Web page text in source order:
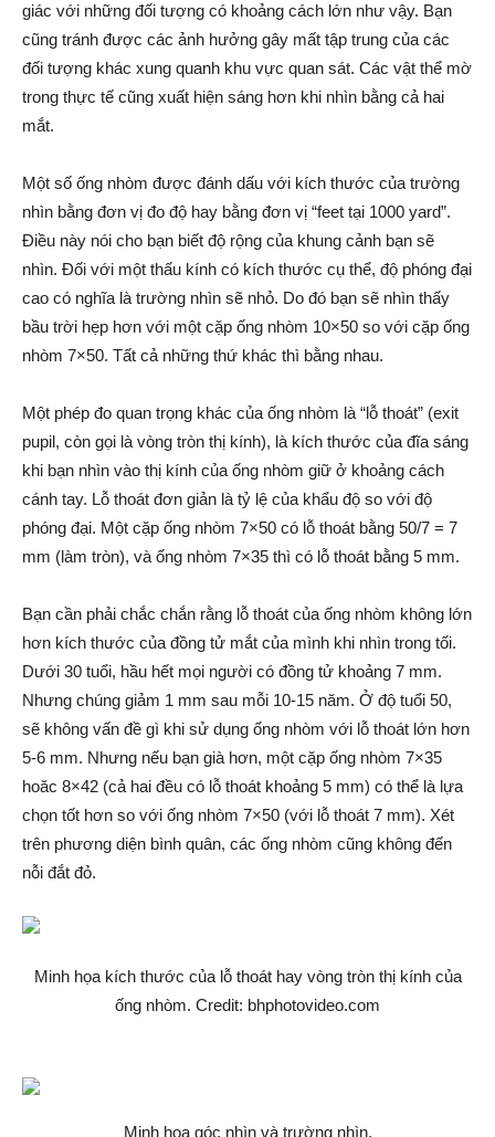
giác với những đối tượng có khoảng cách lớn như vậy. Bạn
cũng tránh được các ảnh hưởng gây mất tập trung của các
đối tượng khác xung quanh khu vực quan sát. Các vật thể mờ
trong thực tế cũng xuất hiện sáng hơn khi nhìn bằng cả hai
mắt.
Một số ống nhòm được đánh dấu với kích thước của trường
nhìn bằng đơn vị đo độ hay bằng đơn vị “feet tại 1000 yard”.
Điều này nói cho bạn biết độ rộng của khung cảnh bạn sẽ
nhìn. Đối với một thấu kính có kích thước cụ thể, độ phóng đại
cao có nghĩa là trường nhìn sẽ nhỏ. Do đó bạn sẽ nhìn thấy
bầu trời hẹp hơn với một cặp ống nhòm 10×50 so với cặp ống
nhòm 7×50. Tất cả những thứ khác thì bằng nhau.
Một phép đo quan trọng khác của ống nhòm là “lỗ thoát” (exit
pupil, còn gọi là vòng tròn thị kính), là kích thước của đĩa sáng
khi bạn nhìn vào thị kính của ống nhòm giữ ở khoảng cách
cánh tay. Lỗ thoát đơn giản là tỷ lệ của khẩu độ so với độ
phóng đại. Một cặp ống nhòm 7×50 có lỗ thoát bằng 50/7 = 7
mm (làm tròn), và ống nhòm 7×35 thì có lỗ thoát bằng 5 mm.
Bạn cần phải chắc chắn rằng lỗ thoát của ống nhòm không lớn
hơn kích thước của đồng tử mắt của mình khi nhìn trong tối.
Dưới 30 tuổi, hầu hết mọi người có đồng tử khoảng 7 mm.
Nhưng chúng giảm 1 mm sau mỗi 10-15 năm. Ở độ tuổi 50,
sẽ không vấn đề gì khi sử dụng ống nhòm với lỗ thoát lớn hơn
5-6 mm. Nhưng nếu bạn già hơn, một cặp ống nhòm 7×35
hoăc 8×42 (cả hai đều có lỗ thoát khoảng 5 mm) có thể là lựa
chọn tốt hơn so với ống nhòm 7×50 (với lỗ thoát 7 mm). Xét
trên phương diện bình quân, các ống nhòm cũng không đến
nỗi đắt đỏ.
Minh họa kích thước của lỗ thoát hay vòng tròn thị kính của
ống nhòm. Credit: bhphotovideo.com
Minh họa góc nhìn và trường nhìn.